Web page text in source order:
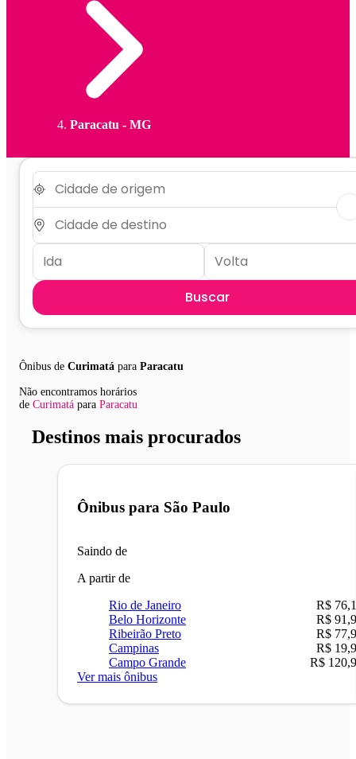
Paracatu - MG
Buscar
Ônibus de Curimatá para Paracatu
Não encontramos horários
de Curimatá para Paracatu
Destinos mais procurados
Ônibus para São Paulo
Saindo de
A partir de
Rio de Janeiro
R$
Belo Horizonte
R$
Ribeirão Preto
R$
Campinas
R$
Campo Grande
R$
Ver mais ônibus